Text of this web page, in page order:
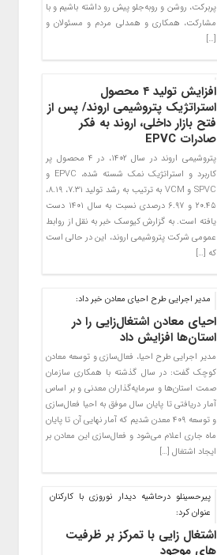
پربرکت، روشن و روبه‌جلو پیش رو داشته باشیم و با
مشارکت، همکاری و همدلی مردم و مسئولان و
[…]
افزایش تولید ۴ محصول
استراتژیک پتروشیمی اروند/ پس از
فتح بازار داخلی، اروند به فکر
صادرات EPVC
پتروشیمی اروند در سال ۱۴۰۲، در ۴ محصول پر
کاربرد و استراتژیک نمک شسته شده، EPVC و
SPVC و VCM به ترتیب به رشد تولید ۷.۳۱، ۸.۱۹،
۲۰.۴۵ و ۶.۹۷ درصدی نسبت به سال ۱۴۰۱ دست
یافته است. به گزارش کیوسک خبر به نقل از روابط
عمومی شرکت پتروشیمی اروند، این در حالی است
که […]
مدیر اجرایی طرح احیای معادن خبر داد:
احیای معادن اشتغال‌زایی را در
استان‌ها افزایش داد
مدیر اجرایی طرح احیا، فعال‌سازی و توسعه معادن
کوچک گفت: در سال گذشته با همکاری سازمان
صمت استان‌ها و سرمایه‌گذاران معدنی و بر اساس
آمار دریافتی تا پایان سال موفق به احیا فعال‌سازی
و توسعه ۴۰۹ معدن شدیم که آمار نهایی آن تا پایان
ماه جاری اعلام می‌شود و فعال‌سازی این معادن بر
ایجاد اشتغال […]
پیرحسینلو درحاشیه دیدار نوروزی با کارکنان
عنوان کرد:
اشتغال‌ زایی با تمرکز بر ظرفیت